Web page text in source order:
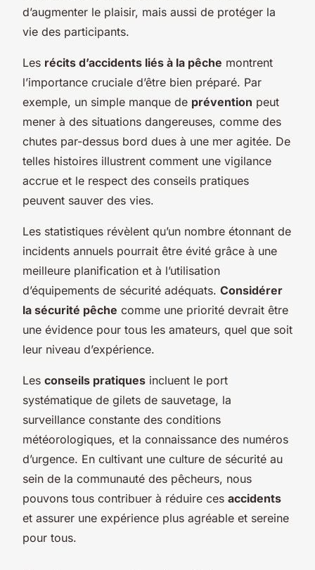
d’augmenter le plaisir, mais aussi de protéger la
vie des participants.
Les récits d’accidents liés à la pêche montrent
l’importance cruciale d’être bien préparé. Par
exemple, un simple manque de prévention peut
mener à des situations dangereuses, comme des
chutes par-dessus bord dues à une mer agitée. De
telles histoires illustrent comment une vigilance
accrue et le respect des conseils pratiques
peuvent sauver des vies.
Les statistiques révèlent qu’un nombre étonnant de
incidents annuels pourrait être évité grâce à une
meilleure planification et à l’utilisation
d’équipements de sécurité adéquats. Considérer
la sécurité pêche comme une priorité devrait être
une évidence pour tous les amateurs, quel que soit
leur niveau d’expérience.
Les conseils pratiques incluent le port
systématique de gilets de sauvetage, la
surveillance constante des conditions
météorologiques, et la connaissance des numéros
d’urgence. En cultivant une culture de sécurité au
sein de la communauté des pêcheurs, nous
pouvons tous contribuer à réduire ces accidents
et assurer une expérience plus agréable et sereine
pour tous.